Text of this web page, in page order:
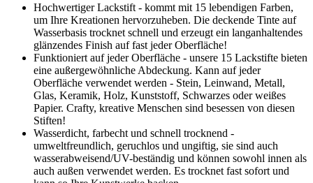
Hochwertiger Lackstift - kommt mit 15 lebendigen Farben,
um Ihre Kreationen hervorzuheben. Die deckende Tinte auf
Wasserbasis trocknet schnell und erzeugt ein langanhaltendes
glänzendes Finish auf fast jeder Oberfläche!
Funktioniert auf jeder Oberfläche - unsere 15 Lackstifte bieten
eine außergewöhnliche Abdeckung. Kann auf jeder
Oberfläche verwendet werden - Stein, Leinwand, Metall,
Glas, Keramik, Holz, Kunststoff, Schwarzes oder weißes
Papier. Crafty, kreative Menschen sind besessen von diesen
Stiften!
Wasserdicht, farbecht und schnell trocknend -
umweltfreundlich, geruchlos und ungiftig, sie sind auch
wasserabweisend/UV-beständig und können sowohl innen als
auch außen verwendet werden. Es trocknet fast sofort und